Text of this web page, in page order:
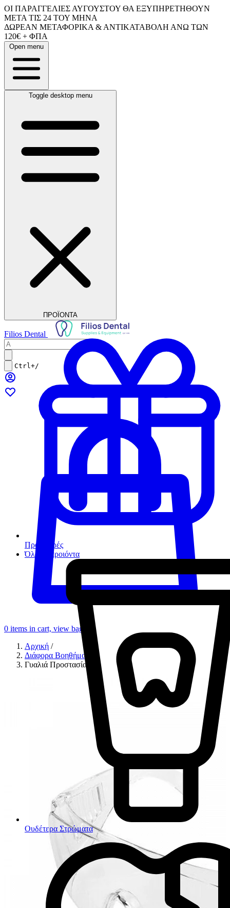
ΟΙ ΠΑΡΑΓΓΕΛΙΕΣ ΑΥΓΟΥΣΤΟΥ ΘΑ ΕΞΥΠΗΡΕΤΗΘΟΥΝ
ΜΕΤΑ ΤΙΣ 24 ΤΟΥ ΜΗΝΑ
ΔΩΡΕΑΝ ΜΕΤΑΦΟΡΙΚΑ & ΑΝΤΙΚΑΤΑΒΟΛΗ ΑΝΩ ΤΩΝ
120€ + ΦΠΑ
Open menu
Toggle desktop menu
ΠΡΟΪΟΝΤΑ
Προσφορές
Όλα τα προιόντα
Ουδέτερα Στρώματα
Filios Dental
Ctrl+/
0 items in cart, view bag
Αρχική /
Διάφορα Βοηθήματα
Γυαλιά Προστασίας